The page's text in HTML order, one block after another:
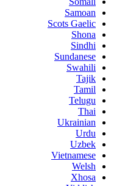
Samoan
Scots Gaelic
Shona
Sindhi
Sundanese
Swahili
Tajik
Tamil
Telugu
Thai
Ukrainian
Urdu
Uzbek
Vietnamese
Welsh
Xhosa